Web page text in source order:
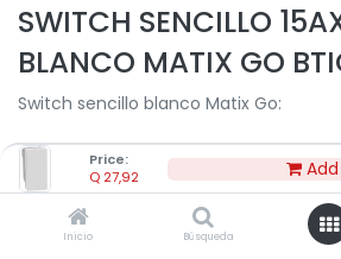
Price:
Q 27,92
Inicio Búsqueda
SWITCH SENCILLO
BLANCO MATIX GO
Switch sencillo blanco Matix Go:
Switch de 1 vía 1P 10AX - 250Vca
Producto fabricado con
(27%) envase de papel y carton